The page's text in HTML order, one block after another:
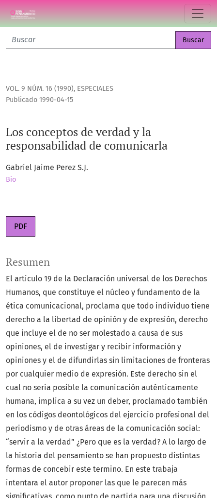
Los conceptos de verdad y la responsabilidad de
Buscar
VOL. 9 NÚM. 16 (1990), ESPECIALES
Los conceptos de verdad y la
responsabilidad de comunicarla
Publicado 1990-04-15
Gabriel Jaime Perez S.J.
Bio
PDF
Resumen
El articulo 19 de la Declaración universal de los Derechos
Humanos, que constituye el núcleo y fundamento de la
ética comunicacional, proclama que todo individuo tiene
derecho a la libertad de opinión y de expresión, derecho
que incluye el de no ser molestado a causa de sus
opiniones, el de investigar y recibir información y
opiniones y el de difundirlas sin limitaciones de fronteras
por cualquier medio de expresión. Este derecho sin el
cual no seria posible la comunicación auténticamente
humana, implica a su vez un deber, proclamado también
en los códigos deontológicos del ejercicio profesional del
periodismo y de otras áreas de la comunicación social:
“servir a la verdad” ¿Pero que es la verdad? A lo largo de
la historia del pensamiento se han propuesto distintas
formas de concebir este termino. En este trabaja
intentara el autor proponer las que le parecen más